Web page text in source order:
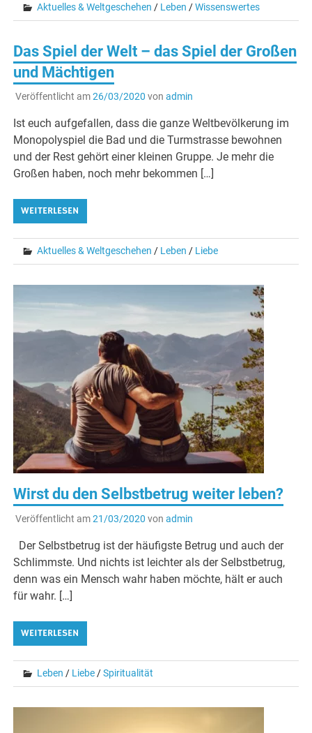
Aktuelles & Weltgeschehen / Leben /Wissenswertes
Das Spiel der Welt – das Spiel der Großen
und Mächtigen
Veröffentlicht am26/03/2020 von admin
Ist euch aufgefallen, dass die ganze Weltbevölkerung im
Monopolyspiel die Bad und die Turmstrasse bewohnen
und der Rest gehört einer kleinen Gruppe. Je mehr die
Großen haben, noch mehr bekommen […]
WEITERLESEN
Aktuelles & Weltgeschehen / Leben / Liebe
Wirst du den Selbstbetrug weiter leben?
Veröffentlicht am21/03/2020 von admin
Der Selbstbetrug ist der häufigste Betrug und auch der
Schlimmste. Und nichts ist leichter als der Selbstbetrug,
denn was ein Mensch wahr haben möchte, hält er auch
für wahr. […]
WEITERLESEN
Leben / Liebe /Spiritualität